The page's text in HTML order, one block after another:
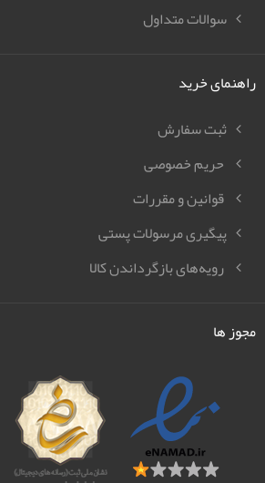
سوالات متداول
راهنمای خرید
ثبت سفارش
حریم خصوصی
قوانین و مقررات
پیگیری مرسولات پستی
رویه‌های بازگرداندن کالا
مجوز ها